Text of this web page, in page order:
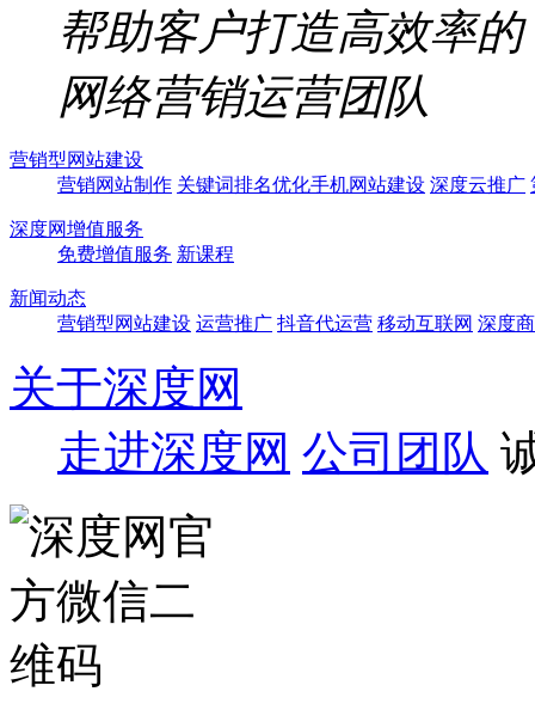
帮助客户打造高效率的
网络营销运营团队
营销型网站建设
营销网站制作 关键词排名优化手机网站建设 深度云推广
深度网增值服务
免费增值服务 新课程
新闻动态
营销型网站建设 运营推广 抖音代运营 移动互联网 深度
关于深度网
走进深度网 公司团队